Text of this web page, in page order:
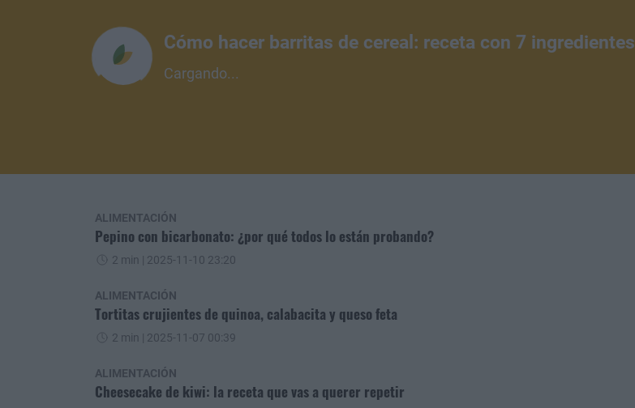
Cómo hacer barritas de cereal: receta con 7 ingredientes
Cargando...
ALIMENTACIÓN
Pepino con bicarbonato: ¿por qué todos lo están probando?
2 min | 2025-11-10 23:20
ALIMENTACIÓN
Tortitas crujientes de quinoa, calabacita y queso feta
2 min | 2025-11-07 00:39
ALIMENTACIÓN
Cheesecake de kiwi: la receta que vas a querer repetir